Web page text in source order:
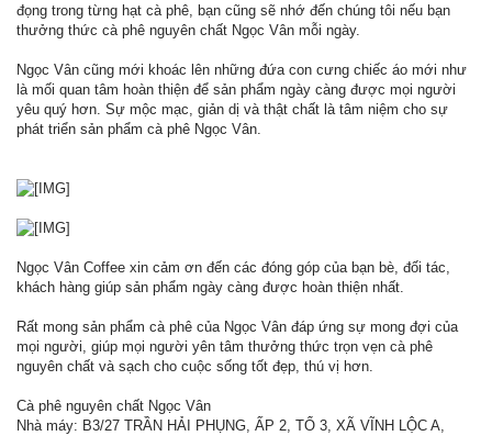
đọng trong từng hạt cà phê, bạn cũng sẽ nhớ đến chúng tôi nếu bạn
thưởng thức cà phê nguyên chất Ngọc Vân mỗi ngày.
Ngọc Vân cũng mới khoác lên những đứa con cưng chiếc áo mới như
là mối quan tâm hoàn thiện để sản phẩm ngày càng được mọi người
yêu quý hơn. Sự mộc mạc, giản dị và thật chất là tâm niệm cho sự
phát triển sản phẩm cà phê Ngọc Vân.
Ngọc Vân Coffee xin cảm ơn đến các đóng góp của bạn bè, đối tác,
khách hàng giúp sản phẩm ngày càng được hoàn thiện nhất.
Rất mong sản phẩm cà phê của Ngọc Vân đáp ứng sự mong đợi của
mọi người, giúp mọi người yên tâm thưởng thức trọn vẹn cà phê
nguyên chất và sạch cho cuộc sống tốt đẹp, thú vị hơn.
Cà phê nguyên chất Ngọc Vân
Nhà máy: B3/27 TRẦN HẢI PHỤNG, ẤP 2, TỔ 3, XÃ VĨNH LỘC A,